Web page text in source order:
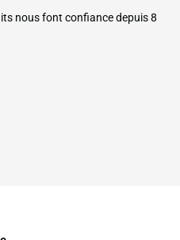
nous font confiance depuis 8